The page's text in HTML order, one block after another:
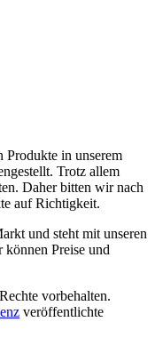
Produkte in unserem
Trotz allem
Daher bitten wir nach
auf Richtigkeit.
und steht mit unseren
Preise und
vorbehalten.
veröffentlichte